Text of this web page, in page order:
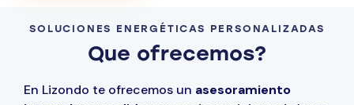
SOLUCIONES ENERGÉTICAS PERSONALIZADAS
Que ofrecemos?
En Lizondo te ofrecemos un asesoramiento